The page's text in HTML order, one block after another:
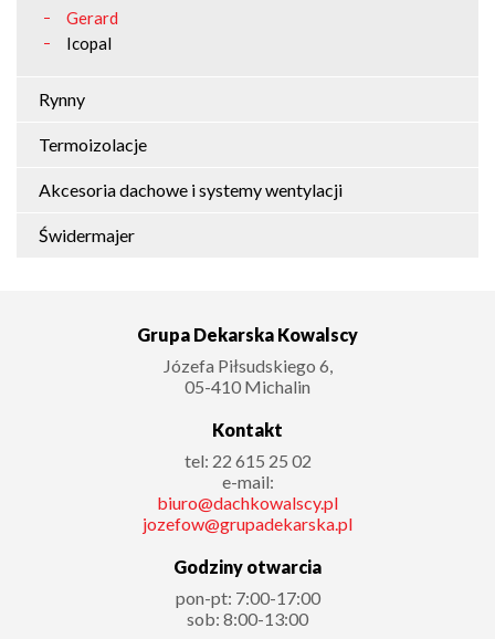
Gerard
Icopal
Rynny
Termoizolacje
Akcesoria dachowe i systemy wentylacji
Świdermajer
Grupa Dekarska Kowalscy
Józefa Piłsudskiego 6,
05-410 Michalin
Kontakt
tel: 22 615 25 02
e-mail:
biuro@dachkowalscy.pl
jozefow@grupadekarska.pl
Godziny otwarcia
pon-pt: 7:00-17:00
sob: 8:00-13:00